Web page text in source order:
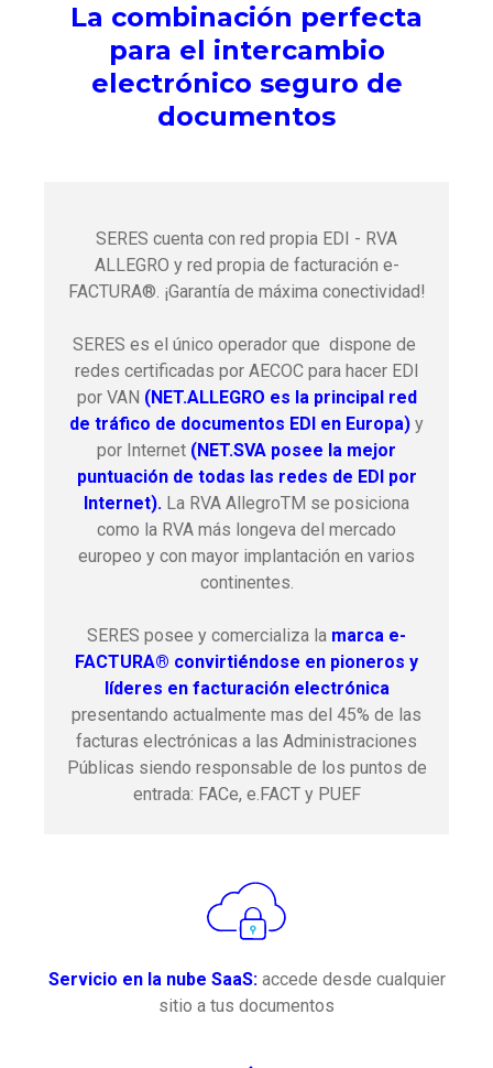
La combinación perfecta
para el intercambio
electrónico seguro de
documentos
SERES cuenta con red propia EDI - RVA
ALLEGRO y red propia de facturación e-
FACTURA®. ¡Garantía de máxima conectividad!
SERES es el único operador que dispone de
redes certificadas por AECOC para hacer EDI
por VAN (NET.ALLEGRO es la principal red
de tráfico de documentos EDI en Europa) y
por Internet (NET.SVA posee la mejor
puntuación de todas las redes de EDI por
Internet). La RVA AllegroTM se posiciona
como la RVA más longeva del mercado
europeo y con mayor implantación en varios
continentes.
SERES posee y comercializa la marca e-
FACTURA® convirtiéndose en pioneros y
líderes en facturación electrónica
presentando actualmente mas del 45% de las
facturas electrónicas a las Administraciones
Públicas siendo responsable de los puntos de
entrada: FACe, e.FACT y PUEF
Servicio en la nube SaaS:accede desde cualquier
sitio a tus documentos